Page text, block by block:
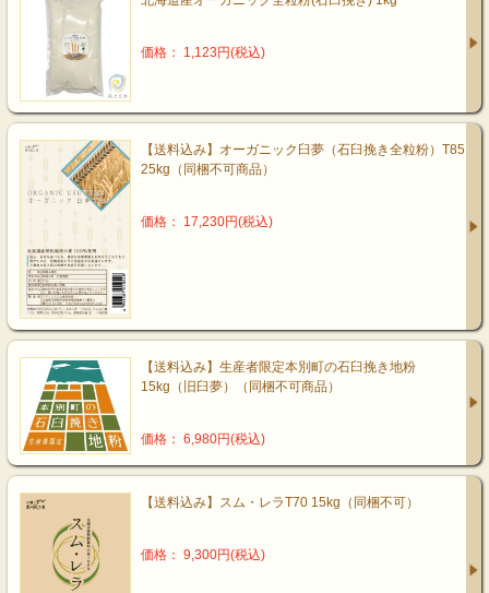
価格： 1,123円(税込)
【送料込み】オーガニック臼夢（石臼挽き全粒粉）T85
25kg（同梱不可商品）
価格： 17,230円(税込)
【送料込み】生産者限定本別町の石臼挽き地粉
15kg（旧臼夢）（同梱不可商品）
価格： 6,980円(税込)
【送料込み】スム・レラT70 15kg（同梱不可）
価格： 9,300円(税込)